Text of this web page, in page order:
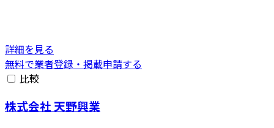
詳細を見る
無料で業者登録・掲載申請する
比較
株式会社 天野興業